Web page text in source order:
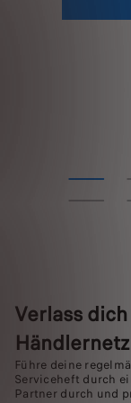
Verlass
Händlernetz
Führe deine
Serviceheft durch
Partner durch und